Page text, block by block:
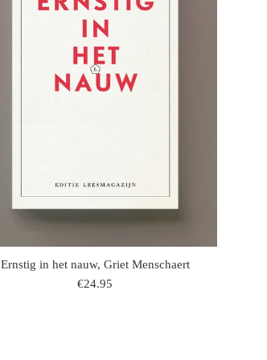
Ernstig in het nauw, Griet Menschaert
regulaire
€24.95